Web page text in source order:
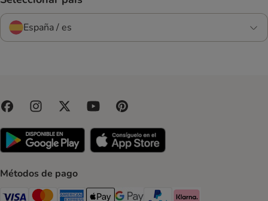
España / es
Métodos de pago